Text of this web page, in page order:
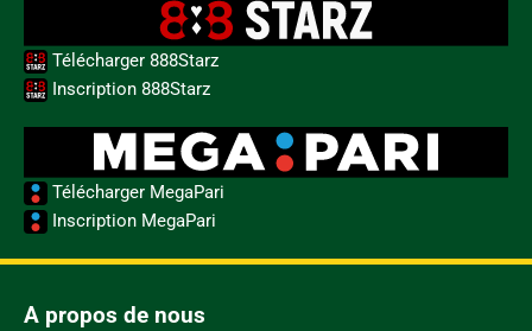
Télécharger 888Starz
Inscription 888Starz
Télécharger MegaPari
Inscription MegaPari
A propos de nous